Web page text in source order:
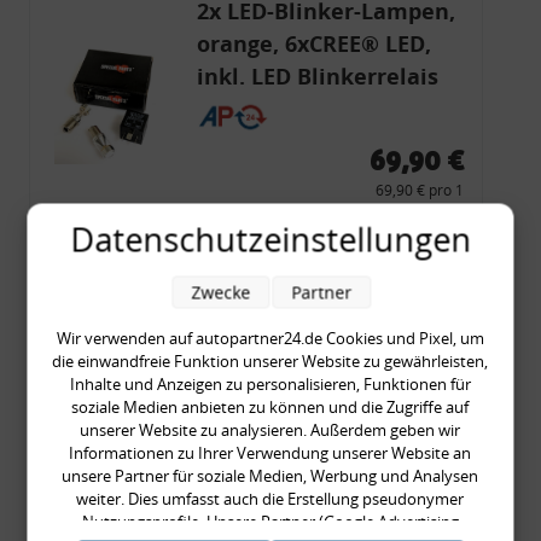
2x LED-Blinker-Lampen,
orange, 6xCREE® LED,
inkl. LED Blinkerrelais
CF 14
69,90 €
69,90 € pro 1
Merkzettel
Zum Artikel
Rückleuchtenband mit
Blinker, rot, US-Ecken,
Audi 80 Cabrio, Typ 89,
OE-Nr.: 8G0945225 +
8G0945225C
Datenschutzeinstellungen
Wir verwenden auf autopartner24.de Cookies und Pixel, um
die einwandfreie Funktion unserer Website zu gewährleisten,
Inhalte und Anzeigen zu personalisieren, Funktionen für
soziale Medien anbieten zu können und die Zugriffe auf
unserer Website zu analysieren. Außerdem geben wir
Informationen zu Ihrer Verwendung unserer Website an
unsere Partner für soziale Medien, Werbung und Analysen
weiter. Dies umfasst auch die Erstellung pseudonymer
Nutzungsprofile. Unsere Partner (Google Advertising
Zwecke Partner